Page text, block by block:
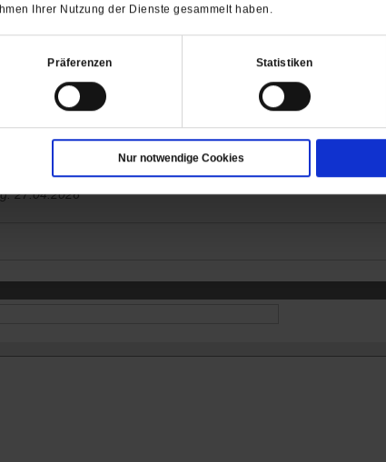
Ihrer Nutzung der Dienste gesammelt haben.
Präferenzen Statistiken
Nur notwendige Cookies
und keine Gewalt anwenden sollen. Diese Haltung
verbundenen ökumenischen Versammlungen, der
Franz Segbers,Konstanz
27.04.2026